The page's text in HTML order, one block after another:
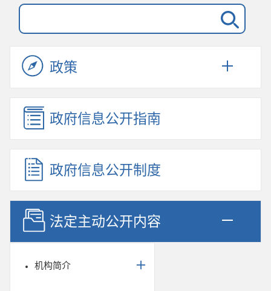
政策
政府信息公开指南
政府信息公开制度
法定主动公开内容
机构简介